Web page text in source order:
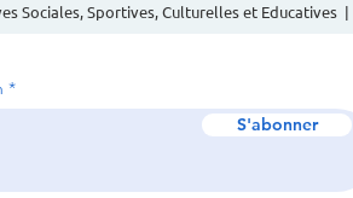
Sociales, Sportives, Culturelles et Educatives
S'abonner